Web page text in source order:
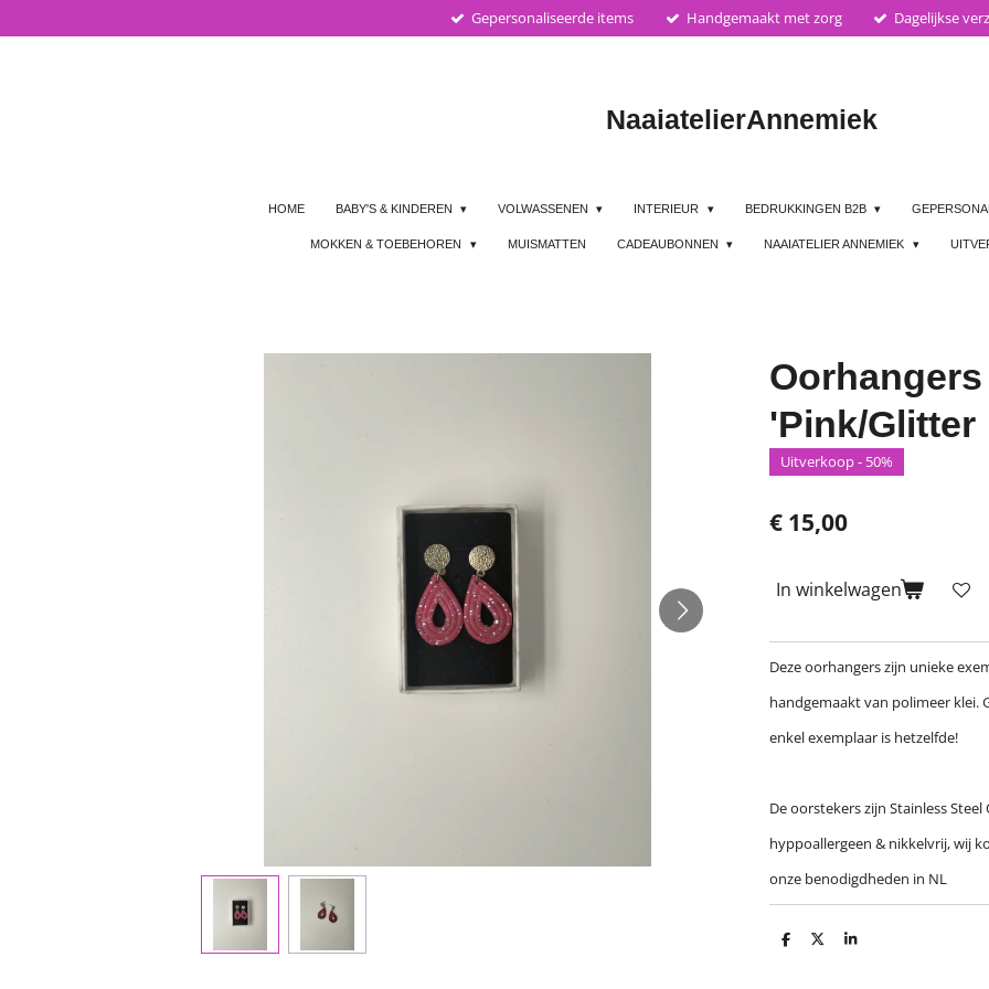
direct
Gepersonaliseerde items Handgemaakt met zorg Dagelijkse
NaaiatelierAnnemiek
HOME BABY'S & KINDEREN VOLWASSENEN INTERIEUR BEDRUKKINGEN B2B
MOKKEN & TOEBEHOREN MUISMATTEN CADEAUBONNEN NAAIATELIER ANNEMIEK
'Pink/Glitter
Uitverkoop - 50%
€ 15,00
In winkelwagen
Deze oorhangers zijn unieke
handgemaakt van polimeer klei.
enkel exemplaar is hetzelfde!
De oorstekers zijn Stainless Steel
hyppoallergeen & nikkelvrij, wij
onze benodigdheden in NL
D
D
S